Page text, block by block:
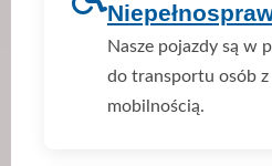
Nasze pojazdy są w
do transportu osób z
mobilnością.